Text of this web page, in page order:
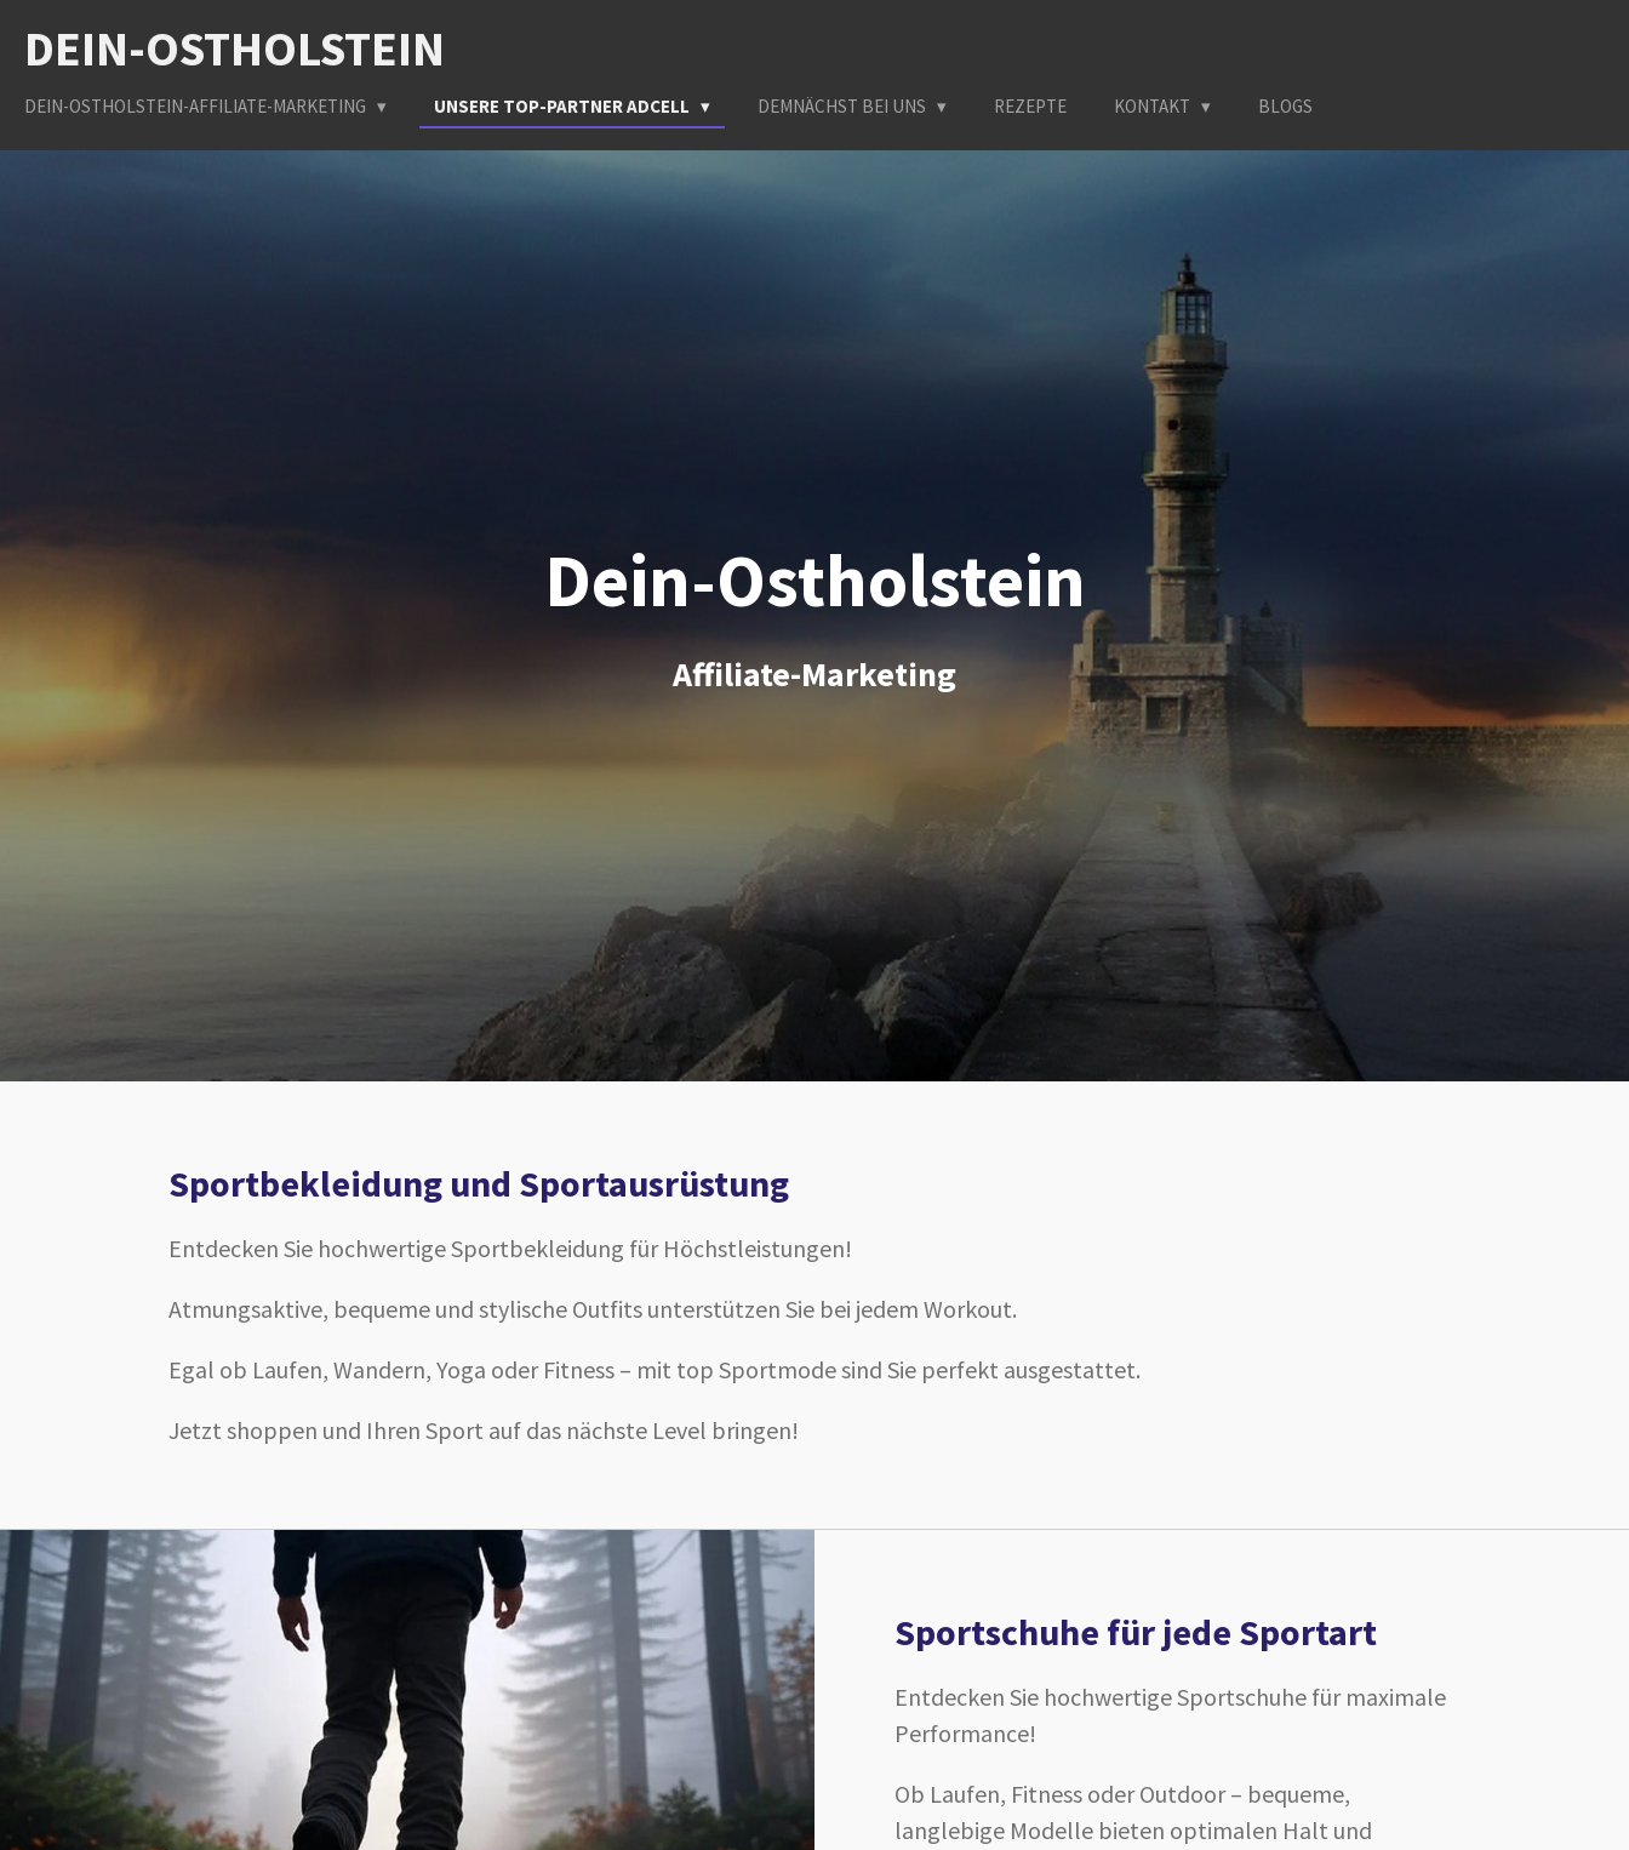
Zum
Hauptinhalt
springen
DEIN-OSTHOLSTEIN
DEIN-OSTHOLSTEIN-AFFILIATE-MARKETING UNSERE TOP-PARTNER ADCELL DEMNÄCHST BEI UNS REZEPTE KONTAKT BLOGS
Dein-Ostholstein
Affiliate-Marketing
Sportbekleidung und Sportausrüstung
Entdecken Sie hochwertige Sportbekleidung für Höchstleistungen!
Atmungsaktive, bequeme und stylische Outfits unterstützen Sie bei jedem Workout.
Egal ob Laufen, Wandern, Yoga oder Fitness – mit top Sportmode sind Sie perfekt ausgestattet.
Jetzt shoppen und Ihren Sport auf das nächste Level bringen!
Sportschuhe für jede Sportart
Entdecken Sie hochwertige Sportschuhe für maximale
Performance!
Ob Laufen, Fitness oder Outdoor – bequeme,
langlebige Modelle bieten optimalen Halt und